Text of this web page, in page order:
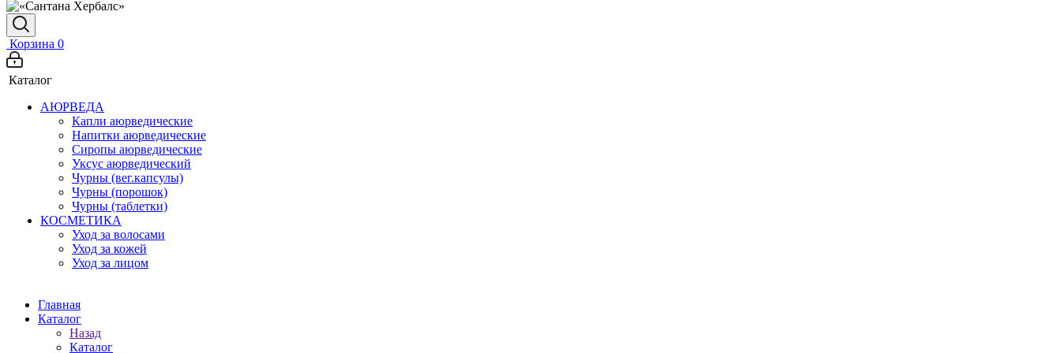
Корзина 0
Каталог
АЮРВЕДА
Капли аюрведические
Напитки аюрведические
Сиропы аюрведические
Уксус аюрведический
Чурны (вег.капсулы)
Чурны (порошок)
Чурны (таблетки)
КОСМЕТИКА
Уход за волосами
Уход за кожей
Уход за лицом
Главная
Каталог
Назад
Каталог